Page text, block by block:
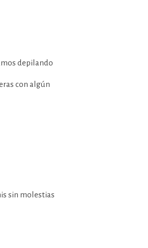
depilando
con algún
sin molestias